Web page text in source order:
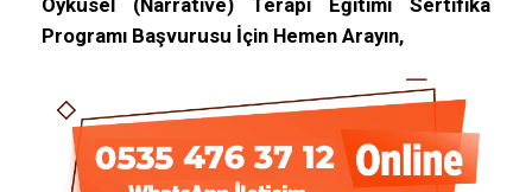
Programı Başvurusu İçin Hemen Arayın,